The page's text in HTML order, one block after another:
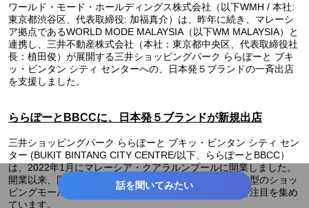
ワールド・モード・ホールディングス株式会社（以下WMH / 本社:
東京都渋谷区、代表取締役: 加福真介）は、昨年に続き、マレーシ
ア拠点であるWORLD MODE MALAYSIA（以下WM MALAYSIA）と
連携し、三井不動産株式会社（本社：東京都中央区、代表取締役社
長：植田俊）が展開する三井ショッピングパーク ららぽーと ブキ
ッ・ビンタン シティ センターへの、日本発５ブランドの一斉出店
を支援しました。
ららぽーとBBCCに、日本発５ブランドが新規出店
三井ショッピングパーク ららぽーと ブキッ・ビンタン シティ セン
ター (BUKIT BINTANG CITY CENTRE/以下、ららぽーとBBCC）
は、2022年1月にマレーシア・クアラルンプールに開業しました。
開業以来、国内外の人気ブランドが次々と出店し、従来型のショッ
ピングモールの枠を超えた新しい体験型商業施設として注目を集め
ています。
話を聞いてみたい